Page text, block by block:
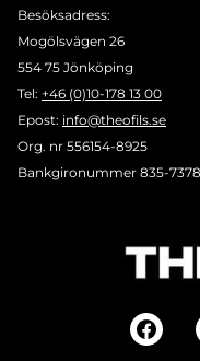
Besöksadress:
Mogölsvägen 26
554 75 Jönköping
Tel: +46 (0)10-178 13 00
Epost: info@theofils.se
Org. nr 556154-8925
Bankgironummer 835-7378